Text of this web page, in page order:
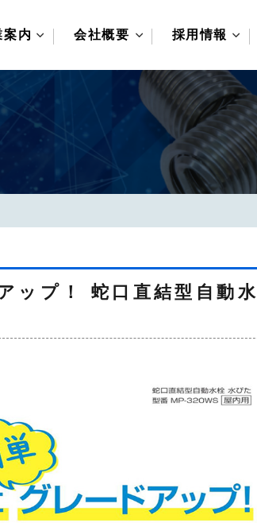
案内
カテゴリ
メーカー
速機/伝道機器
・制御機器
機器
空調
配管資材
具・電動工具
会社概要
営業所について
採用情報
先輩の声
募集要項
申込みフォーム
ップ！ 蛇口直結型自動水